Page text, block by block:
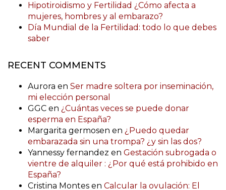
Hipotiroidismo y Fertilidad ¿Cómo afecta a
mujeres, hombres y al embarazo?
Día Mundial de la Fertilidad: todo lo que debes
saber
RECENT COMMENTS
Aurora en Ser madre soltera por inseminación,
mi elección personal
GGC en ¿Cuántas veces se puede donar
esperma en España?
Margarita germosen en ¿Puedo quedar
embarazada sin una trompa? ¿y sin las dos?
Yannessy fernandez en Gestación subrogada o
vientre de alquiler : ¿Por qué está prohibido en
España?
Cristina Montes en Calcular la ovulación: El